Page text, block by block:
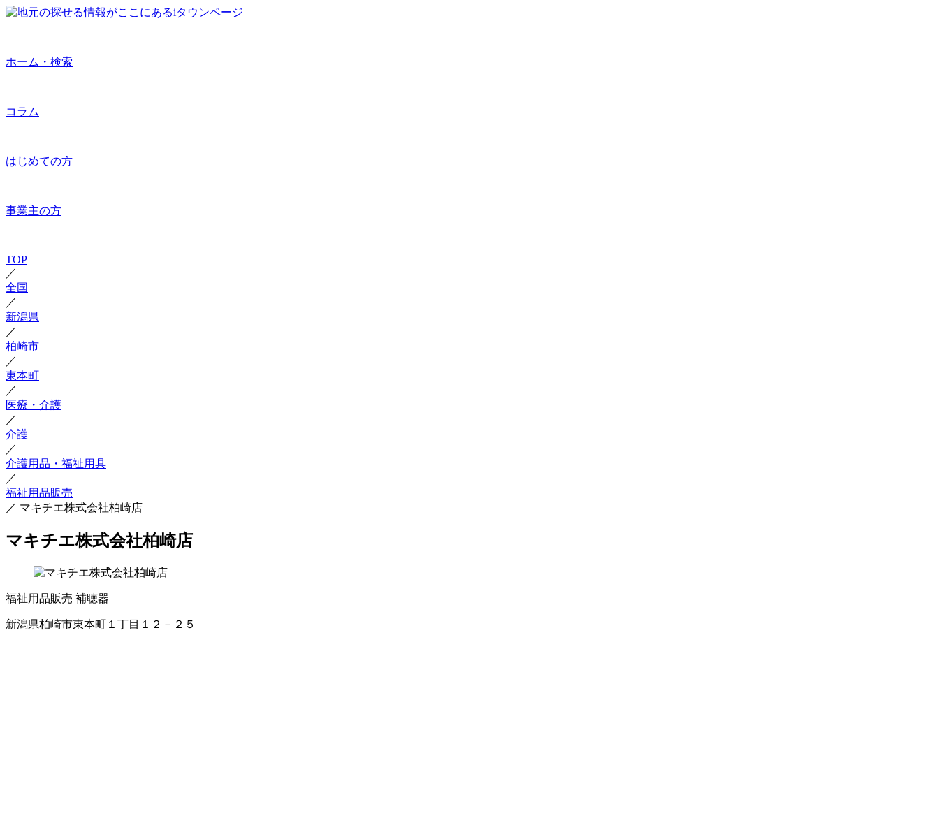
ホーム・検索
コラム
はじめての方
事業主の方
TOP
／
全国
／
新潟県
／
柏崎市
／
東本町
／
医療・介護
／
介護
／
介護用品・福祉用具
／
福祉用品販売
／ マキチエ株式会社柏崎店
マキチエ株式会社柏崎店
福祉用品販売 補聴器
新潟県柏崎市東本町１丁目１２－２５